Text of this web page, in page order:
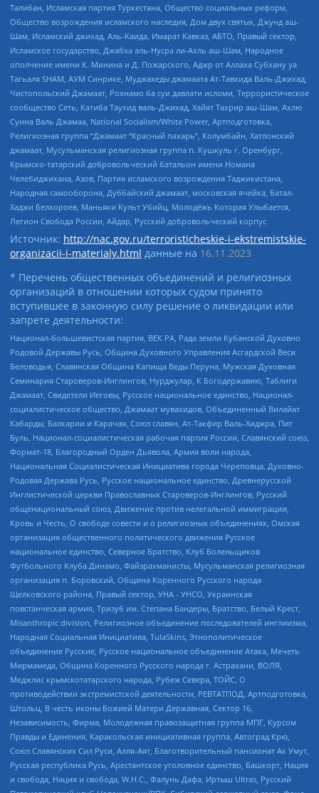
Талибан, Исламская партия Туркестана, Общество социальных реформ,
Общество возрождения исламского наследия, Дом двух святых, Джунд аш-
Шам, Исламский джихад, Аль-Каида, Имарат Кавказ, АБТО, Правый сектор,
Исламское государство, Джабха аль-Нусра ли-Ахль аш-Шам, Народное
ополчение имени К. Минина и Д. Пожарского, Аджр от Аллаха Субхану уа
Тагьаля SHAM, АУМ Синрике, Муджахеды джамаата Ат-Тавхида Валь-Джихад,
Чистопольский Джамаат, Рохнамо ба суи давлати исломи, Террористическое
сообщество Сеть, Катиба Таухид валь-Джихад, Хайят Тахрир аш-Шам, Ахлю
Сунна Валь Джамаа, National Socialism/White Power, Артподготовка,
Религиозная группа “Джамаат “Красный пахарь”, Колумбайн, Хатлонский
джамаат, Мусульманская религиозная группа п. Кушкуль г. Оренбург,
Крымско-татарский добровольческий батальон имени Номана
Челебиджихана, Азов, Партия исламского возрождения Таджикистана,
Народная самооборона, Дуббайский джамаат, московская ячейка, Батал-
Хаджи Белхороев, Маньяки Культ Убийц, Молодёжь Которая Улыбается,
Легион Свобода России, Айдар, Русский добровольческий корпус
Источник: http://nac.gov.ru/terroristicheskie-i-ekstremistskie-
organizacii-i-materialy.html данные на 16.11.2023
* Перечень общественных объединений и религиозных
организаций в отношении которых судом принято
вступившее в законную силу решение о ликвидации или
запрете деятельности:
Национал-большевистская партия, ВЕК РА, Рада земли Кубанской Духовно
Родовой Державы Русь, Община Духовного Управления Асгардской Веси
Беловодья, Славянская Община Капища Веды Перуна, Мужская Духовная
Семинария Староверов-Инглингов, Нурджулар, К Богодержавию, Таблиги
Джамаат, Свидетели Иеговы, Русское национальное единство, Национал-
социалистическое общество, Джамаат мувахидов, Объединенный Вилайат
Кабарды, Балкарии и Карачая, Союз славян, Ат-Такфир Валь-Хиджра, Пит
Буль, Национал-социалистическая рабочая партия России, Славянский союз,
Формат-18, Благородный Орден Дьявола, Армия воли народа,
Национальная Социалистическая Инициатива города Череповца, Духовно-
Родовая Держава Русь, Русское национальное единство, Древнерусской
Инглистической церкви Православных Староверов-Инглингов, Русский
общенациональный союз, Движение против нелегальной иммиграции,
Кровь и Честь, О свободе совести и о религиозных объединениях, Омская
организация общественного политического движения Русское
национальное единство, Северное Братство, Клуб Болельщиков
Футбольного Клуба Динамо, Файзрахманисты, Мусульманская религиозная
организация п. Боровский, Община Коренного Русского народа
Щелковского района, Правый сектор, УНА - УНСО, Украинская
повстанческая армия, Тризуб им. Степана Бандеры, Братство, Белый Крест,
Misanthropic division, Религиозное объединение последователей инглиизма,
Народная Социальная Инициатива, TulaSkins, Этнополитическое
объединение Русские, Русское национальное объединение Атака, Мечеть
Мирмамеда, Община Коренного Русского народа г. Астрахани, ВОЛЯ,
Меджлис крымскотатарского народа, Рубеж Севера, ТОЙС, О
противодействии экстремистской деятельности, РЕВТАТПОД, Артподготовка,
Штольц, В честь иконы Божией Матери Державная, Сектор 16,
Независимость, Фирма, Молодежная правозащитная группа МПГ, Курсом
Правды и Единения, Каракольская инициативная группа, Автоград Крю,
Союз Славянских Сил Руси, Алля-Аят, Благотворительный пансионат Ак Умут,
Русская республика Русь, Арестантское уголовное единство, Башкорт, Нация
и свобода, Нация и свобода, W.H.С., Фалунь Дафа, Иртыш Ultras, Русский